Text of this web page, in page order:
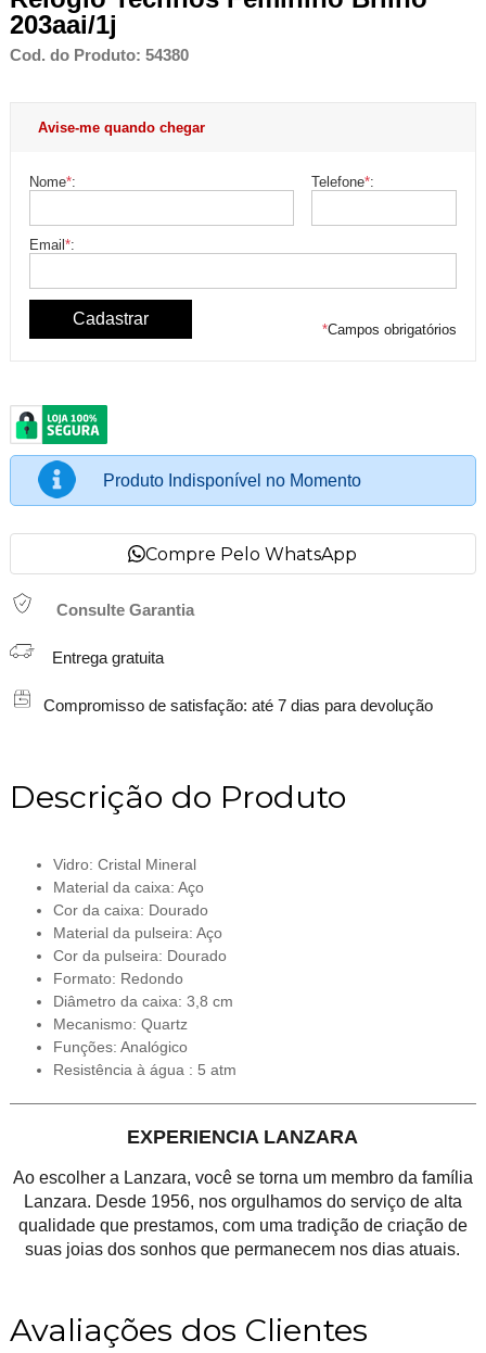
203aai/1j
Cod. do Produto: 54380
Avise-me quando chegar
Nome*: Telefone*:
Email*:
*Campos obrigatórios
Produto Indisponível no Momento
Compre Pelo WhatsApp
Consulte Garantia
Entrega gratuita
Compromisso de satisfação: até 7 dias para devolução
Descrição do Produto
Vidro: Cristal Mineral
Material da caixa: Aço
Cor da caixa: Dourado
Material da pulseira: Aço
Cor da pulseira: Dourado
Formato: Redondo
Diâmetro da caixa: 3,8 cm
Mecanismo: Quartz
Funções: Analógico
Resistência à água : 5 atm
EXPERIENCIA LANZARA
Ao escolher a Lanzara, você se torna um membro da família
Lanzara. Desde 1956, nos orgulhamos do serviço de alta
qualidade que prestamos, com uma tradição de criação de
suas joias dos sonhos que permanecem nos dias atuais.
Avaliações dos Clientes